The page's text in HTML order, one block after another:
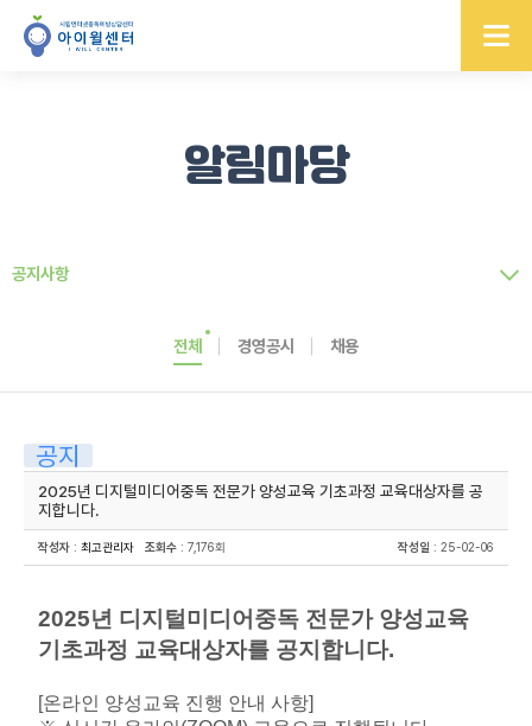
알림마당
공지사항
전체 경영공시 채용
공지
2025년 디지털미디어중독 전문가 양성교육 기초과정 교육대상자를 공
지합니다.
작성자 : 최고관리자 조회수 : 7,176회 작성일 : 25-02-06
2025년 디지털미디어중독 전문가 양성교육
기초과정 교육대상자를 공지합니다.
[온라인 양성교육 진행 안내 사항]